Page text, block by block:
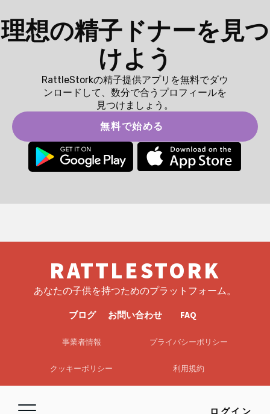
理想の精子ドナーを見つ
けよう
RattleStorkの精子提供アプリを無料でダウ
ンロードして、数分で合うプロフィールを
見つけましょう。
無料で始める
RATTLESTORK
あなたの子供を持つためのプラットフォーム。
ブログ お問い合わせ FAQ
事業者情報 プライバシーポリシー
クッキーポリシー 利用規約